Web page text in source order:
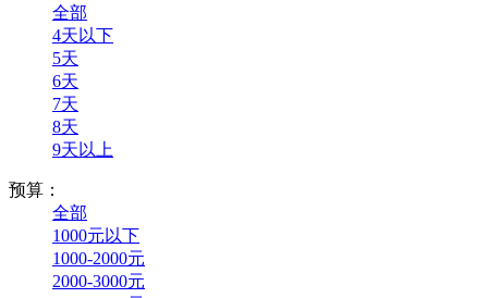
全部
4天以下
5天
6天
7天
8天
9天以上
预算：
全部
1000元以下
1000-2000元
2000-3000元